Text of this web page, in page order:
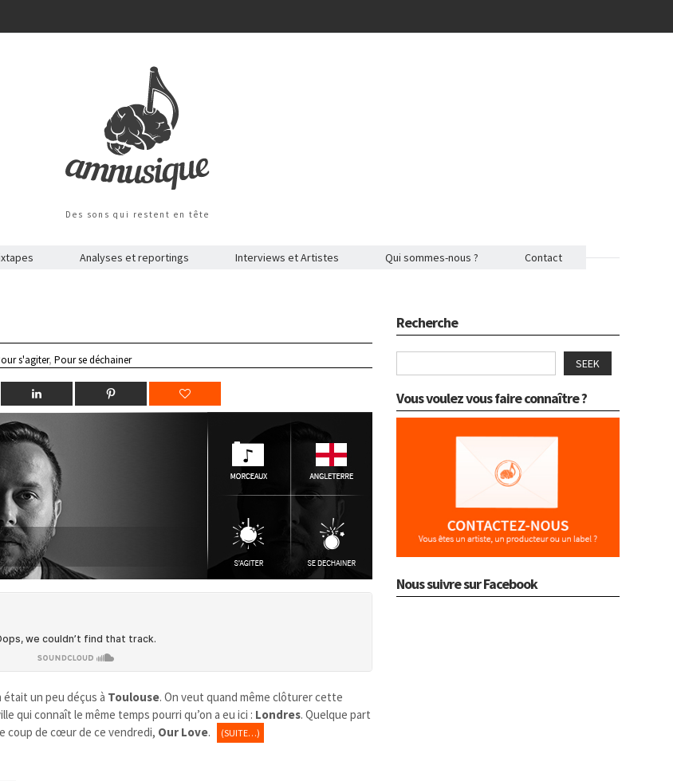
Des sons qui restent en tête
Analyses et reportings Interviews et Artistes Qui sommes-nous ? Contact
s'agiter,Pour se déchainer
un peu déçus à Toulouse. On veut quand même clôturer cette
qui connaît le même temps pourri qu’on a eu ici : Londres. Quelque part
coup de cœur de ce vendredi, Our Love. (SUITE…)
Recherche
SEEK
Vous voulez vous faire connaître ?
Nous suivre sur Facebook